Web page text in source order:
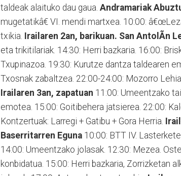
taldeak alaituko dau gaua. Andramariak
mugetatikâ€ VI. mendi martxea. 10:00:
txikia. Irailaren 2an, barikuan. San AntolÃ­n
eta trikitilariak. 14:30: Herri bazkaria. 16:00:
Txupinazoa. 19:30: Kurutze dantza taldearen
Txosnak zabaltzea. 22:00-24:00: Mozorro
Irailaren 3an, zapatuan 11:00: Umeentzako
emotea. 15:00: Goitibehera jatsierea. 22:00:
Kontzertuak: Larregi + Gatibu + Gora Herria.
Baserritarren Eguna 10:00: BTT IV.
14:00: Umeentzako jolasak. 12:30: Mezea.
konbidatua. 15:00: Herri bazkaria, Zorrizketan